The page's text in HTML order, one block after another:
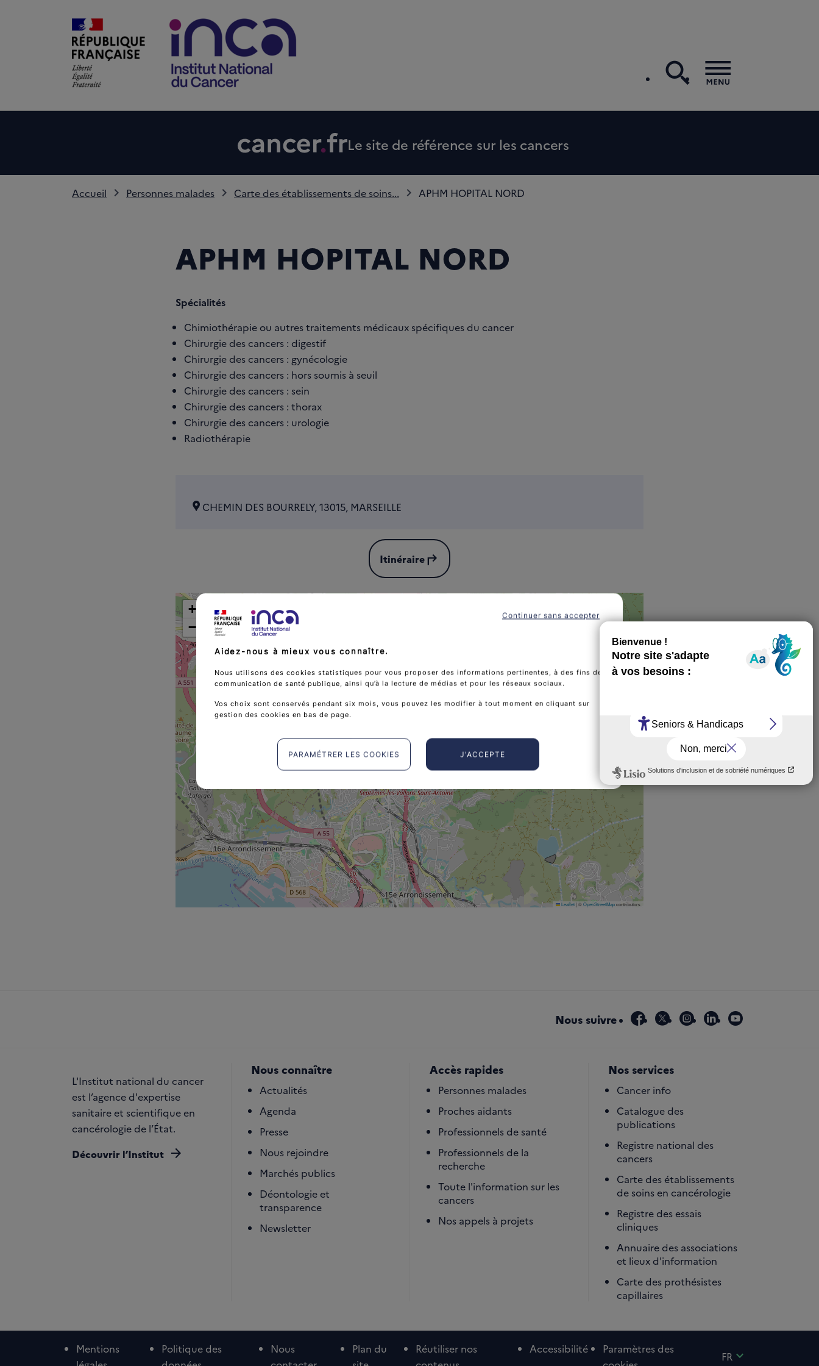
recherche
Menu
Le site de référence sur les cancers
Accueil Personnes malades Carte des établissements de soins... APHM HOPITAL NORD
APHM HOPITAL NORD
Spécialités
Chimiothérapie ou autres traitements médicaux spécifiques du cancer
Chirurgie des cancers : digestif
Chirurgie des cancers : gynécologie
Chirurgie des cancers : hors soumis à seuil
Chirurgie des cancers : sein
Chirurgie des cancers : thorax
Chirurgie des cancers : urologie
Radiothérapie
CHEMIN DES BOURRELY, 13015, MARSEILLE
Itinérairesubdirectory_arrow_left
APHM HOPITAL NORD
+
−
Leaflet| ©OpenStreetMapcontributors
Nous suivre facebook
x instagram
linkedinyoutube
L'Institut national du cancer
est l’agence d'expertise
sanitaire et scientifique en
cancérologie de l’État.
Découvrir l’Institut arrow_forward
Nous connaître
Actualités
Agenda
Presse
Nous rejoindre
Marchés publics
Déontologie et
transparence
Newsletter
Accès rapides
Personnes malades
Proches aidants
Professionnels de santé
Professionnels de la
recherche
Toute l'information sur les
cancers
Nos appels à projets
Nos services
Cancer info
Catalogue des
publications
Registre national des
cancers
Carte des établissements
de soins en cancérologie
Registre des essais
cliniques
Annuaire des associations
et lieux d'information
Carte des prothésistes
capillaires
Mentions
Politique des
Nous
Plan du
Réutiliser nos
Accessibilité
Paramètres des
FR expand_more
Aidez-nous à mieux vous connaître.
Nous utilisons des cookies statistiques pour vous proposer des informations pertinentes, à des fins de
communication de santé publique, ainsi qu’à la lecture de médias et pour les réseaux sociaux.
Vos choix sont conservés pendant six mois, vous pouvez les modifier à tout moment en cliquant sur
gestion des cookies en bas de page.
J'ACCEPTE
PARAMÉTRER LES COOKIES
Continuer sans accepter